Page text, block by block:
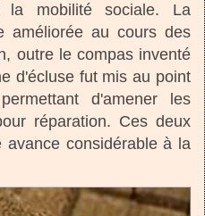
la mobilité sociale. La
améliorée au cours des
outre le compas inventé
d'écluse fut mis au point
d'amener les
réparation. Ces deux
avance considérable à la